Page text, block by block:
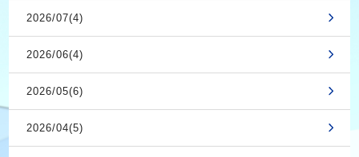
2026/07(4)
2026/06(4)
2026/05(6)
2026/04(5)